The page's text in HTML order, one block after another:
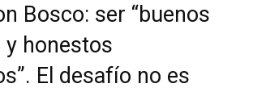
Bosco: ser “buenos
honestos
El desafío no es